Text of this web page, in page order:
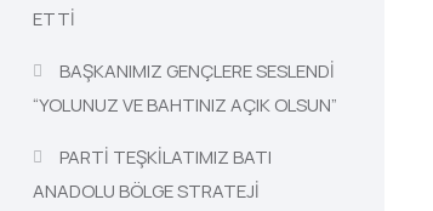
ETTİ
BAŞKANIMIZ GENÇLERE SESLENDİ
“YOLUNUZ VE BAHTINIZ AÇIK OLSUN”
PARTİ TEŞKİLATIMIZ BATI
ANADOLU BÖLGE STRATEJİ